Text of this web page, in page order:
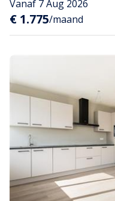
Vanaf 7 Aug 2026
€ 1.775/maand